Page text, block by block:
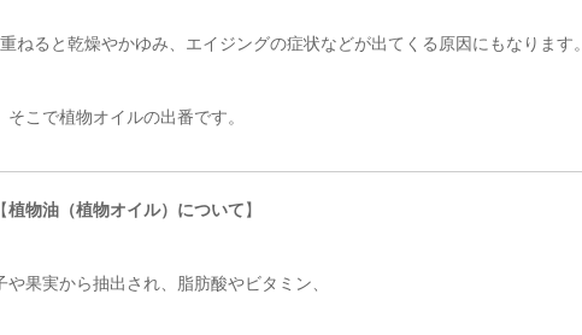
ねると乾燥やかゆみ、エイジングの症状などが出てくる原因にもなります。
そこで植物オイルの出番です。
【植物油（植物オイル）について】
や果実から抽出され、脂肪酸やビタミン、